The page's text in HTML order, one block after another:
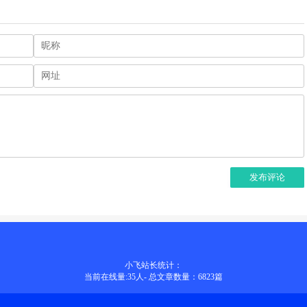
发布评论
小飞站长统计：
当前在线量:35 人 - 总文章数量：6823篇